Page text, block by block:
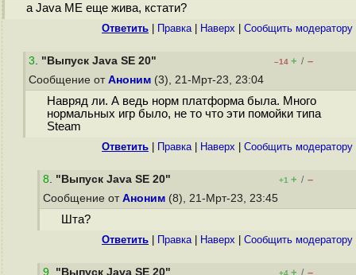
а Java ME еще жива, кстати?
Ответить Правка| Наверх Cообщить модератору
3. "Выпуск Java SE 20" –14 + / –
Сообщение от Аноним (3), 21-Мрт-23, 23:04
Навряд ли. А ведь норм платформа была. Много
нормальных игр было, не то что эти помойки типа
Steam
Ответить Правка| Наверх Cообщить модератору
8. "Выпуск Java SE 20" +1 + / –
Сообщение от Аноним (8), 21-Мрт-23, 23:45
Шта?
Ответить Правка| Наверх Cообщить модератору
9 "Выпуск Java SE 20" +4 + / –